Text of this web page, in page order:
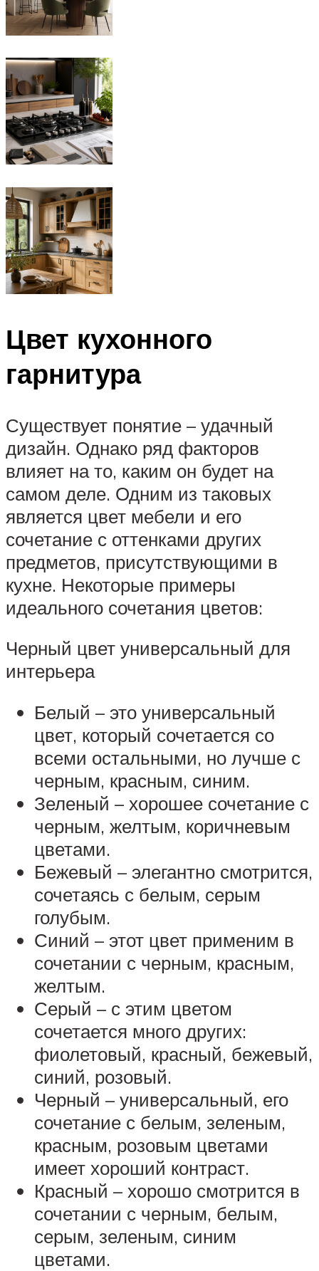
Цвет кухонного
гарнитура
Существует понятие – удачный
дизайн. Однако ряд факторов
влияет на то, каким он будет на
самом деле. Одним из таковых
является цвет мебели и его
сочетание с оттенками других
предметов, присутствующими в
кухне. Некоторые примеры
идеального сочетания цветов:
Черный цвет универсальный для
интерьера
Белый – это универсальный
цвет, который сочетается со
всеми остальными, но лучше с
черным, красным, синим.
Зеленый – хорошее сочетание с
черным, желтым, коричневым
цветами.
Бежевый – элегантно смотрится,
сочетаясь с белым, серым
голубым.
Синий – этот цвет применим в
сочетании с черным, красным,
желтым.
Серый – с этим цветом
сочетается много других:
фиолетовый, красный, бежевый,
синий, розовый.
Черный – универсальный, его
сочетание с белым, зеленым,
красным, розовым цветами
имеет хороший контраст.
Красный – хорошо смотрится в
сочетании с черным, белым,
серым, зеленым, синим
цветами.